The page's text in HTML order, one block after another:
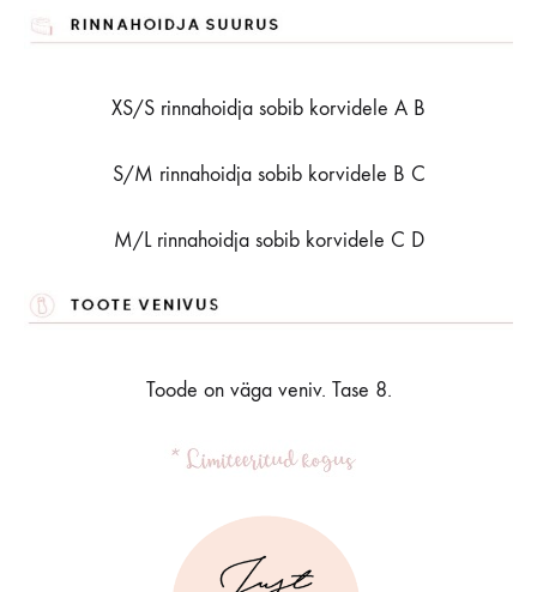
XS/S rinnahoidja sobib korvidele A B
S/M rinnahoidja sobib korvidele B C
M/L rinnahoidja sobib korvidele C D
Toode on väga veniv. Tase 8.